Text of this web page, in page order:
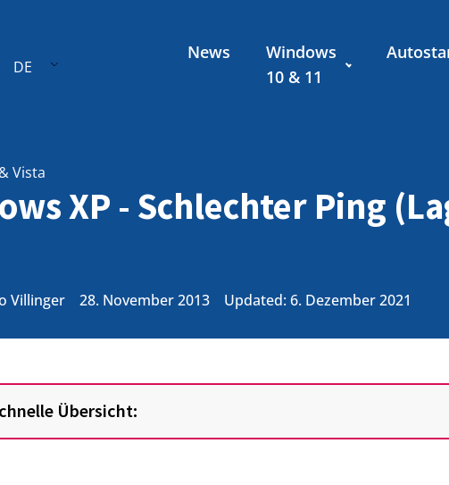
DE
News
Windows
10 & 11
Vista
XP - Schlechter Ping
Villinger 28. November 2013 Updated: 6. Dezember 2021
Übersicht: